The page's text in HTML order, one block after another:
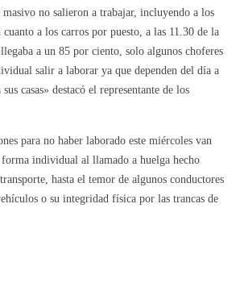
no salieron a trabajar, incluyendo a los
a los carros por puesto, a las 11.30 de la
a un 85 por ciento, solo algunos choferes
salir a laborar ya que dependen del día a
casas» destacó el representante de los
para no haber laborado este miércoles van
forma individual al llamado a huelga hecho
hasta el temor de algunos conductores
o su integridad física por las trancas de